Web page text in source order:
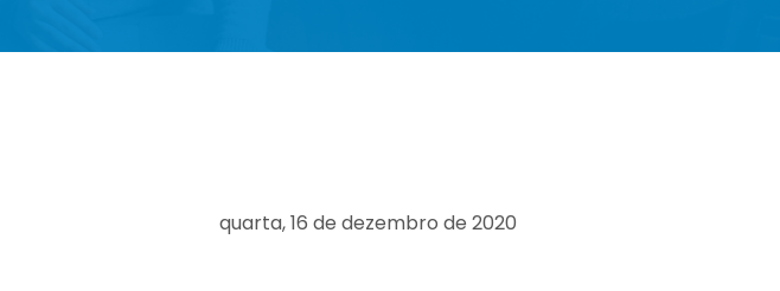
quarta, 16 de dezembro de 2020